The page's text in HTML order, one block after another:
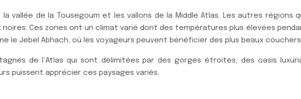
vallée de la Tousegoum et les vallons de la Middle Atlas. Les autres régions
noires. Ces zones ont un climat varié dont des températures plus élevées
le Jebel Abhach, où les voyageurs peuvent bénéficier des plus beaux couchers
de l’Atlas qui sont délimitées par des gorges étroites, des oasis
puissent apprécier ces paysages variés.